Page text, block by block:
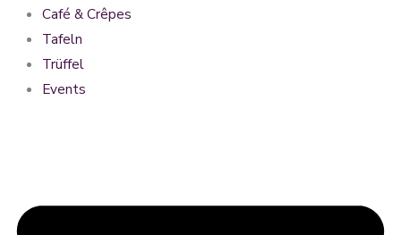
Café & Crêpes
Tafeln
Trüffel
Events